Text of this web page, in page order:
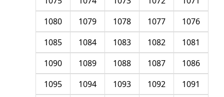
1076
1077
1078
1079
1080
1081
1082
1083
1084
1085
1086
1087
1088
1089
1090
1091
1092
1093
1094
1095